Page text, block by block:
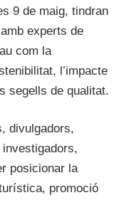
9 de maig, tindran
experts de
com la
l’impacte
segells de qualitat.
divulgadors,
posicionar la
promoció